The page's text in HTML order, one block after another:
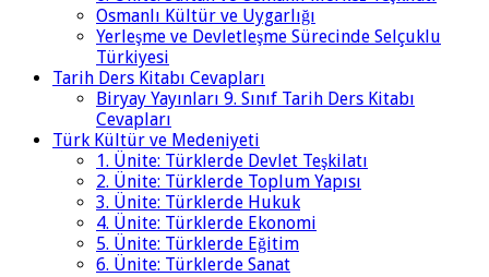
Osmanlı Kültür ve Uygarlığı
Yerleşme ve Devletleşme Sürecinde Selçuklu
Türkiyesi
Tarih Ders Kitabı Cevapları
Biryay Yayınları 9. Sınıf Tarih Ders Kitabı
Cevapları
Türk Kültür ve Medeniyeti
1. Ünite: Türklerde Devlet Teşkilatı
2. Ünite: Türklerde Toplum Yapısı
3. Ünite: Türklerde Hukuk
4. Ünite: Türklerde Ekonomi
5. Ünite: Türklerde Eğitim
6. Ünite: Türklerde Sanat